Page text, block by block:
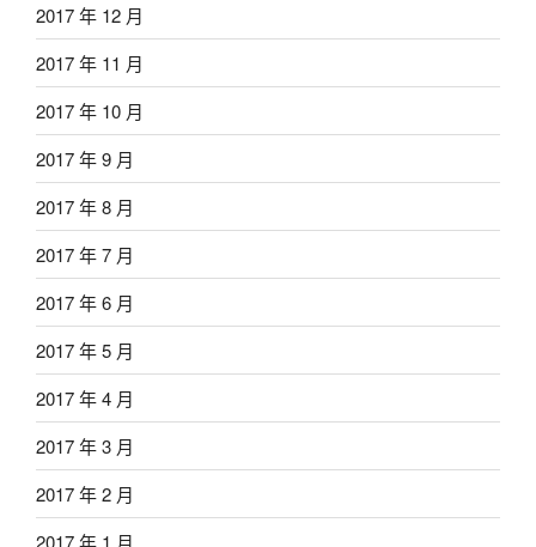
2017 年 12 月
2017 年 11 月
2017 年 10 月
2017 年 9 月
2017 年 8 月
2017 年 7 月
2017 年 6 月
2017 年 5 月
2017 年 4 月
2017 年 3 月
2017 年 2 月
2017 年 1 月